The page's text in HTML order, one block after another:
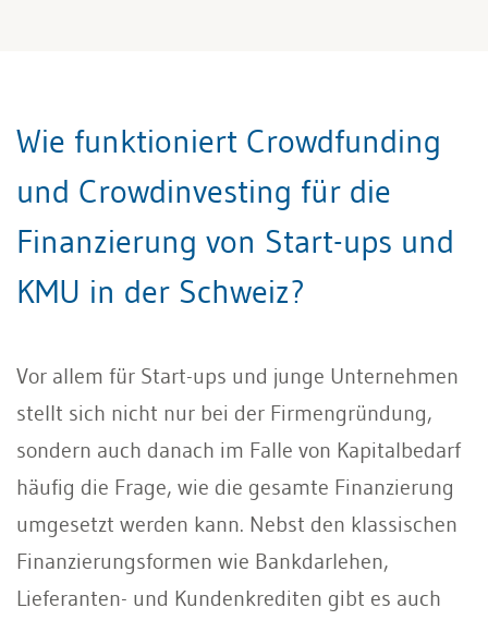
Wie funktioniert Crowdfunding
und Crowdinvesting für die
Finanzierung von Start-ups und
KMU in der Schweiz?
Vor allem für Start-ups und junge Unternehmen
stellt sich nicht nur bei der Firmengründung,
sondern auch danach im Falle von Kapitalbedarf
häufig die Frage, wie die gesamte Finanzierung
umgesetzt werden kann. Nebst den klassischen
Finanzierungsformen wie Bankdarlehen,
Lieferanten- und Kundenkrediten gibt es auch